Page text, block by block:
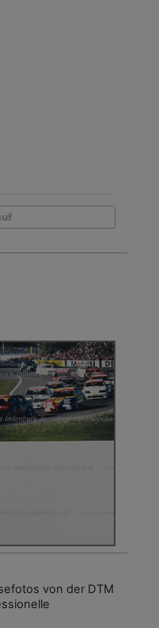
von der DTM